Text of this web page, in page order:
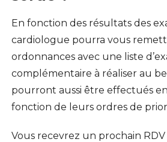
En fonction des résultats des
cardiologue pourra vous
ordonnances avec une liste
complémentaire à réaliser au
pourront aussi être effectués
fonction de leurs ordres de
Vous recevrez un prochain